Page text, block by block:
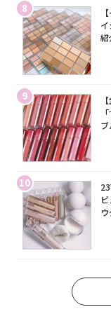
8
紹
9
10